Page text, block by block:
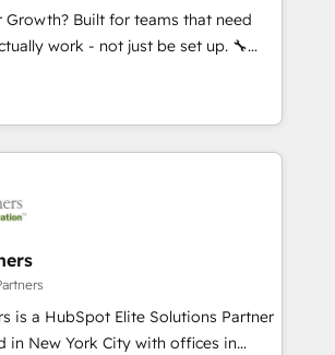
and have worked with incredible
see some of them on our website,
Growth? Built for teams that need
work - not just be set up. 🔧
Onboarding, migrations,
built for adoption. ⚡ Highly
ERP, EMR and Custom
builds delivered in weeks, not
agents; process optimization
implementations; secure data
Services: compliant
ready reporting ⚖️ Legal: client
and document workflows 🛒 E-
is a HubSpot Elite Solutions Partner
in New York City with offices in